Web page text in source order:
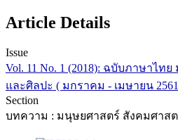
Article Details
Issue
Vol. 11 No. 1 (2018): ฉบับภาษาไ
และศิลปะ ( มกราคม - เมษายน
Section
บทความ : มนุษยศาสตร์ สังคมศาส